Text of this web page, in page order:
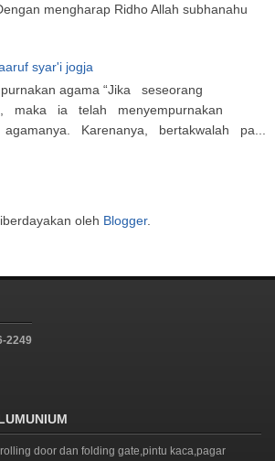
mengharap Ridho Allah subhanahu
syar'i jogja
agama “Jika seseorang
maka ia telah menyempurnakan
Karenanya, bertakwalah pa...
oleh Blogger.
2249
door dan folding gate,pintu kaca,pagar